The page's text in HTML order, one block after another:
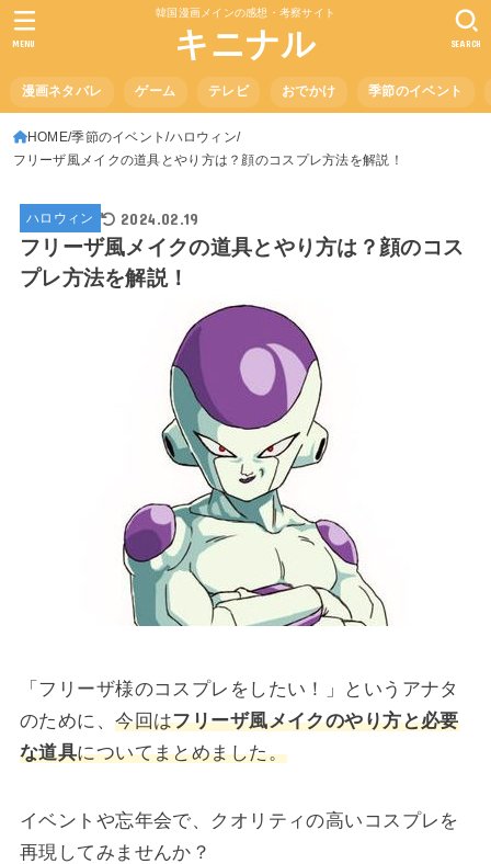
韓国漫画メインの感想・考察サイト
キニナル
漫画ネタバレ ゲーム テレビ おでかけ 季節のイベント
SEARCH
MENU
HOME 季節のイベント ハロウィン
フリーザ風メイクの道具とやり方は？顔のコスプレ方法を解説！
ハロウィン 2024.02.19
フリーザ風メイクの道具とやり方は？顔のコス
プレ方法を解説！
「フリーザ様のコスプレをしたい！」というアナタ
のために、今回はフリーザ風メイクのやり方と必要
な道具についてまとめました。
イベントや忘年会で、クオリティの高いコスプレを
再現してみませんか？